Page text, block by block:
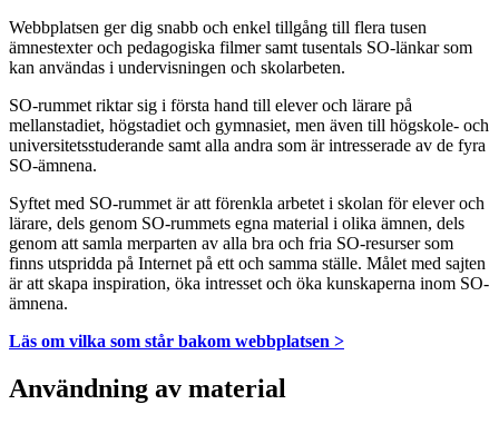
Webbplatsen ger dig snabb och enkel tillgång till flera tusen
ämnestexter och pedagogiska filmer samt tusentals SO-länkar som
kan användas i undervisningen och skolarbeten.
SO-rummet riktar sig i första hand till elever och lärare på
mellanstadiet, högstadiet och gymnasiet, men även till högskole- och
universitetsstuderande samt alla andra som är intresserade av de fyra
SO-ämnena.
Syftet med SO-rummet är att förenkla arbetet i skolan för elever och
lärare, dels genom SO-rummets egna material i olika ämnen, dels
genom att samla merparten av alla bra och fria SO-resurser som
finns utspridda på Internet på ett och samma ställe. Målet med sajten
är att skapa inspiration, öka intresset och öka kunskaperna inom SO-
ämnena.
Läs om vilka som står bakom webbplatsen >
Användning av material